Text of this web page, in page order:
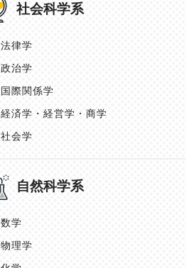
社会科学系
法律学
政治学
国際関係学
経済学・経営学・商学
社会学
自然科学系
数学
物理学